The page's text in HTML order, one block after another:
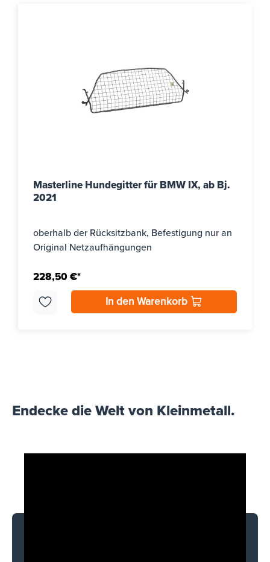
Masterline Hundegitter für BMW IX, ab Bj.
2021
oberhalb der Rücksitzbank, Befestigung nur an
Original Netzaufhängungen
228,50 €*
In den Warenkorb
Endecke die Welt von Kleinmetall.